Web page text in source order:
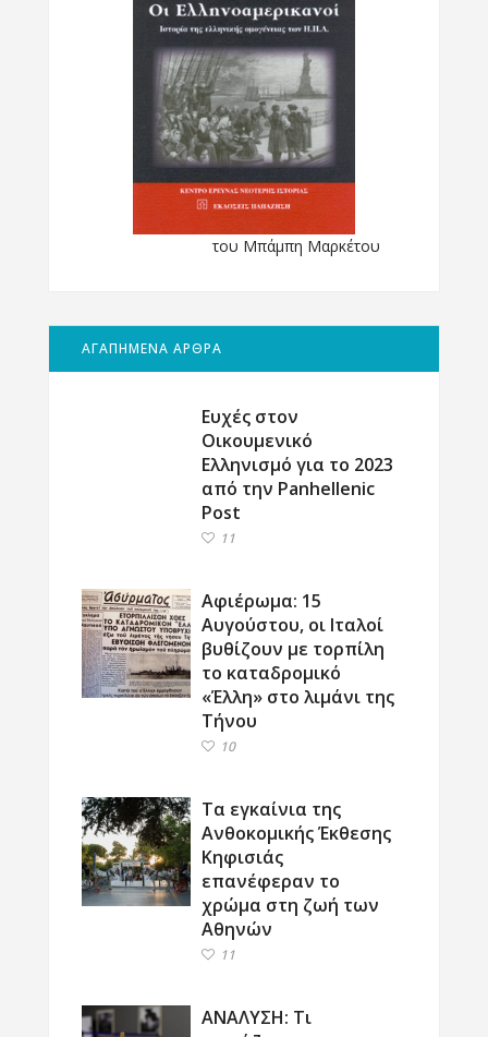
του Μπάμπη Μαρκέτου
ΑΓΑΠΗΜΕΝΑ ΑΡΘΡΑ
Ευχές στον
Οικουμενικό
Ελληνισμό για το 2023
από την Panhellenic
Post
11
Αφιέρωμα: 15
Αυγούστου, οι Ιταλοί
βυθίζουν με τορπίλη
το καταδρομικό
«Έλλη» στο λιμάνι της
Τήνου
10
Τα εγκαίνια της
Ανθοκομικής Έκθεσης
Κηφισιάς
επανέφεραν το
χρώμα στη ζωή των
Αθηνών
11
ΑΝΑΛΥΣΗ: Τι